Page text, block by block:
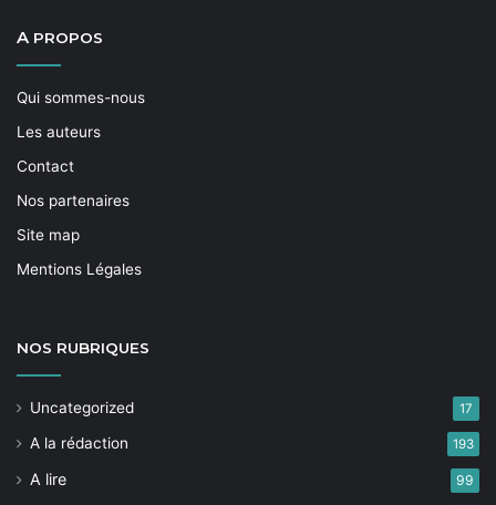
A PROPOS
Qui sommes-nous
Les auteurs
Contact
Nos partenaires
Site map
Mentions Légales
NOS RUBRIQUES
Uncategorized 17
A la rédaction 193
A lire 99